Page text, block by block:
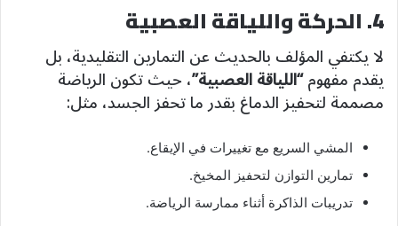
4. الحركة واللياقة العصبية
لا يكتفي المؤلف بالحديث عن التمارين التقليدية، بل
يقدم مفهوم“اللياقة العصبية”، حيث تكون الرياضة
مصممة لتحفيز الدماغ بقدر ما تحفز الجسد، مثل:
المشي السريع مع تغييرات في الإيقاع.
تمارين التوازن لتحفيز المخيخ.
تدريبات الذاكرة أثناء ممارسة الرياضة.